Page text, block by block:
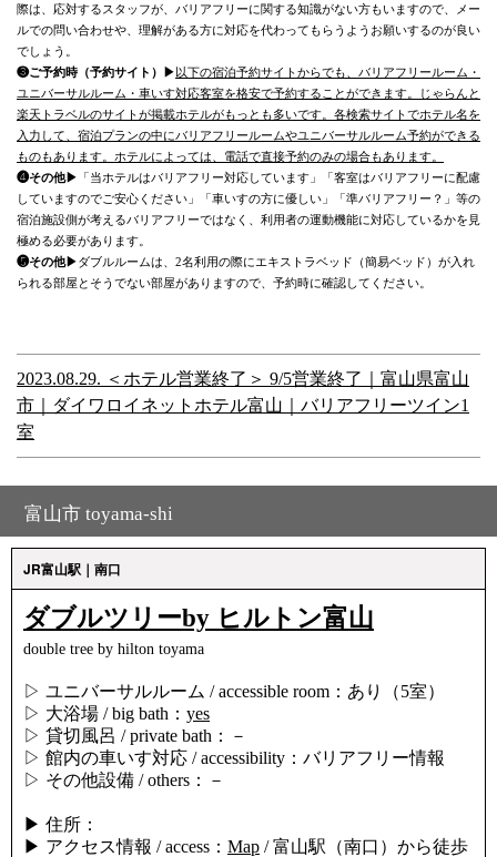
際は、応対するスタッフが、バリアフリーに関する知識がない方もいますので、メー
ルでの問い合わせや、理解がある方に対応を代わってもらうようお願いするのが良い
でしょう。
❸ご予約時（予約サイト）▶以下の宿泊予約サイトからでも、バリアフリールーム・
ユニバーサルルーム・車いす対応客室を格安で予約することができます。じゃらんと
楽天トラベルのサイトが掲載ホテルがもっとも多いです。各検索サイトでホテル名を
入力して、宿泊プランの中にバリアフリールームやユニバーサルルーム予約ができる
ものもあります。ホテルによっては、電話で直接予約のみの場合もあります。
❹その他▶ 「当ホテルはバリアフリー対応しています」「客室はバリアフリーに配慮
していますのでご安心ください」「車いすの方に優しい」「準バリアフリー？」等の
宿泊施設側が考えるバリアフリーではなく、利用者の運動機能に対応しているかを見
極める必要があります。
❺その他▶ダブルルームは、2名利用の際にエキストラベッド（簡易ベッド）が入れ
られる部屋とそうでない部屋がありますので、予約時に確認してください。
2023.08.29. ＜ホテル営業終了＞ 9/5営業終了｜富山県富山
市｜ダイワロイネットホテル富山｜バリアフリーツイン1
室
富山市 toyama-shi
JR富山駅｜南口
ダブルツリーby ヒルトン富山
double tree by hilton toyama
▷ ユニバーサルルーム / accessible room：あり（5室）
▷ 大浴場 / big bath： yes
▷ 貸切風呂 / private bath：－
▷ 館内の車いす対応 / accessibility：バリアフリー情報
▷ その他設備 / others：－
▶ 住所：
▶ アクセス情報 / access： Map / 富山駅（南口）から徒歩